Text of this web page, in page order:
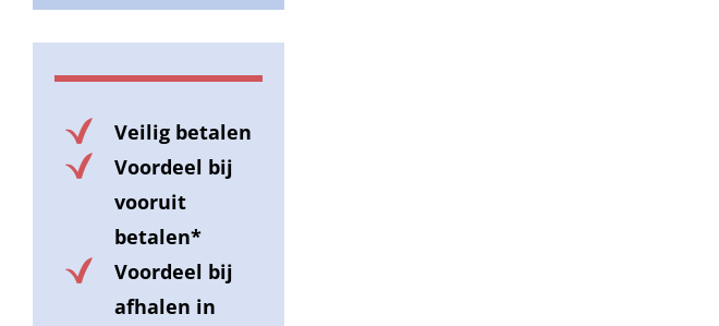
Veilig betalen
Voordeel bij
vooruit
betalen*
Voordeel bij
afhalen in